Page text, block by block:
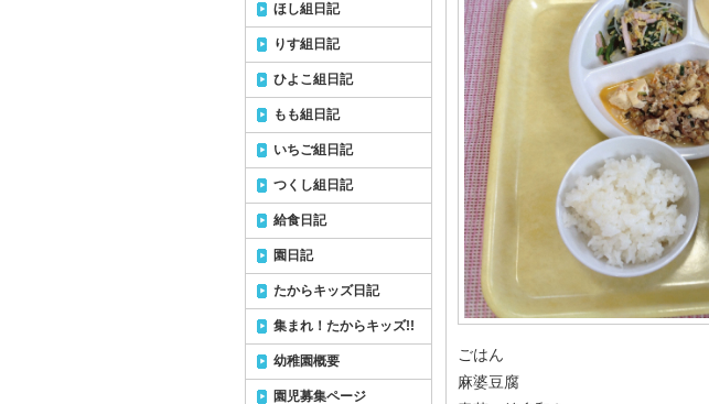
ごはん
麻婆豆腐
ほし組日記
りす組日記
ひよこ組日記
もも組日記
いちご組日記
つくし組日記
給食日記
園日記
たからキッズ日記
集まれ！たからキッズ!!
幼稚園概要
園児募集ページ